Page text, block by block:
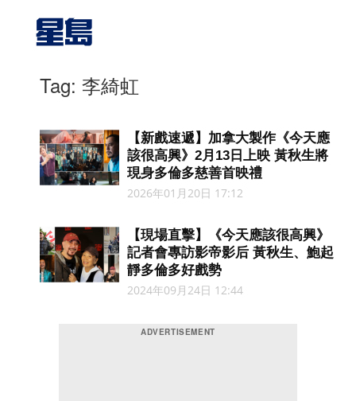
Tag: 李綺虹
【新戲速遞】加拿大製作《今天應
該很高興》2月13日上映 黃秋生將
現身多倫多慈善首映禮
2026年01月20日 17:12
【現場直擊】《今天應該很高興》
記者會專訪影帝影后 黃秋生、鮑起
靜多倫多好戲勢
2024年09月24日 12:44